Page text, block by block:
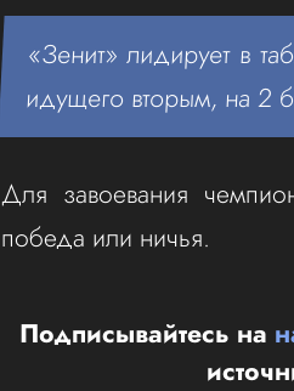
«Зенит» лидирует в
идущего вторым, на 2
Для завоевания
победа или ничья.
Подписывайтесь на